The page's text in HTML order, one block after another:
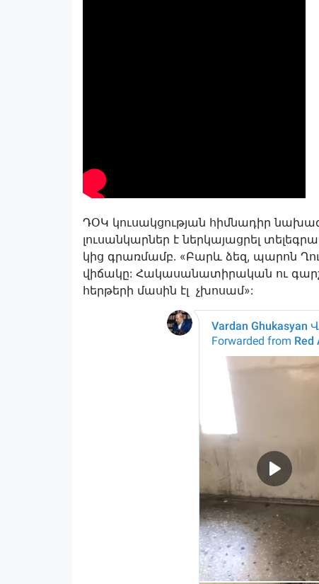
ԴՕԿ կուսակցության հիմնադիր
լուսանկարներ է ներկայացրել
կից գրառմամբ․ «Բարև ձեզ, պարոն
վիճակը: Հակասանատիրական ու
հերթերի մասին էլ չխոսամ»: